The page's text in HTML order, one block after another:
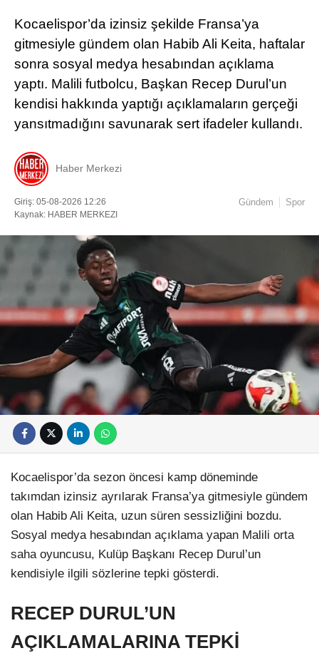
Kocaelispor’da izinsiz şekilde Fransa’ya
gitmesiyle gündem olan Habib Ali Keita, haftalar
sonra sosyal medya hesabından açıklama
yaptı. Malili futbolcu, Başkan Recep Durul’un
kendisi hakkında yaptığı açıklamaların gerçeği
yansıtmadığını savunarak sert ifadeler kullandı.
Haber Merkezi
Giriş: 05-08-2026 12:26
Kaynak: HABER MERKEZI
Gündem Spor
Kocaelispor’da sezon öncesi kamp döneminde
takımdan izinsiz ayrılarak Fransa’ya gitmesiyle gündem
olan Habib Ali Keita, uzun süren sessizliğini bozdu.
Sosyal medya hesabından açıklama yapan Malili orta
saha oyuncusu, Kulüp Başkanı Recep Durul’un
kendisiyle ilgili sözlerine tepki gösterdi.
RECEP DURUL’UN
AÇIKLAMALARINA TEPKİ